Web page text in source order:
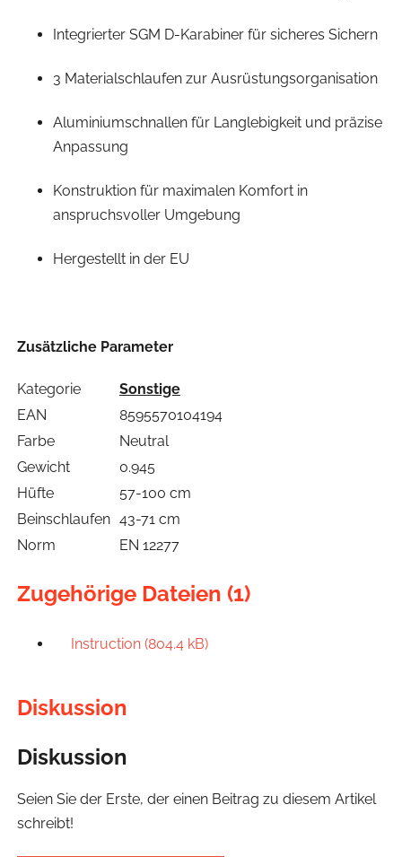
Integrierter SGM D-Karabiner für sicheres Sichern
3 Materialschlaufen zur Ausrüstungsorganisation
Aluminiumschnallen für Langlebigkeit und präzise
Anpassung
Konstruktion für maximalen Komfort in
anspruchsvoller Umgebung
Hergestellt in der EU
Zusätzliche Parameter
Kategorie
Sonstige
EAN
8595570104194
Farbe
Neutral
Gewicht
0.945
Hüfte
57-100 cm
Beinschlaufen 43-71 cm
Norm
EN 12277
Zugehörige Dateien (1)
Instruction (804.4 kB)
Diskussion
Diskussion
Seien Sie der Erste, der einen Beitrag zu diesem Artikel
schreibt!